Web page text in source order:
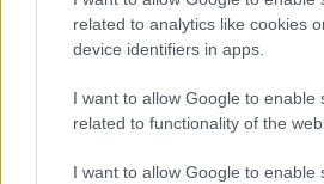
related to analytics like cookies
device identifiers in apps.
I want to allow Google to enable
related to functionality of the
I want to allow Google to enable